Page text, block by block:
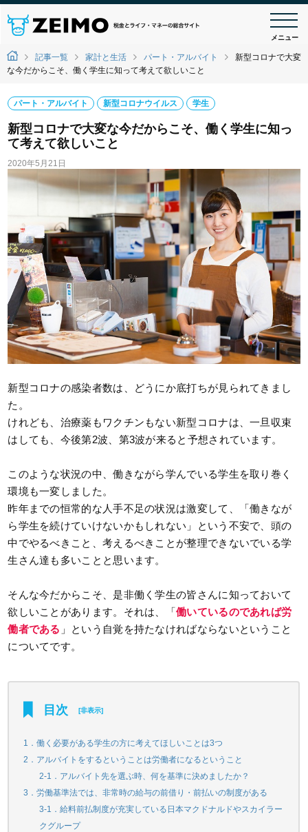
メニュー
記事一覧 家計と生活 パート・アルバイト
新型コロナで大変
な今だからこそ、働く学生に知って考えて欲しいこと
パート・アルバイト 新型コロナウイルス 学生
新型コロナで大変な今だからこそ、働く学生に知っ
て考えて欲しいこと
2020年5月21日
新型コロナの感染者数は、どうにか底打ちが見られてきまし
た。
けれども、治療薬もワクチンもない新型コロナは、一旦収束
はしても、今後第2波、第3波が来ると予想されています。
このような状況の中、働きながら学んでいる学生を取り巻く
環境も一変しました。
昨年までの恒常的な人手不足の状況は激変して、「働きなが
ら学生を続けていけないかもしれない」という不安で、頭の
中でやるべきこと、考えるべきことが整理できないでいる学
生さん達も多いことと思います。
そんな今だからこそ、是非働く学生の皆さんに知っておいて
欲しいことがあります。それは、「働いているのであれば労
働者である 」という自覚を持たなければならないということ
についてです。
目次 [非表示]
1．働く必要がある学生の方に考えてほしいことは3つ
2．アルバイトをするということは労働者になるということ
2-1．アルバイト先を選ぶ時、何を基準に決めましたか？
3．労働基準法では、非常時の給与の前借り・前払いの制度がある
3-1．給料前払制度が充実している日本マクドナルドやスカイラー
クグループ